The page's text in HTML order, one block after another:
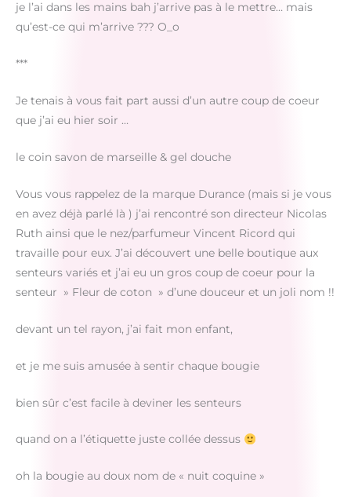
je l’ai dans les mains bah j’arrive pas à le mettre… mais
qu’est-ce qui m’arrive ??? O_o
***
Je tenais à vous fait part aussi d’un autre coup de coeur
que j’ai eu hier soir …
le coin savon de marseille & gel douche
Vous vous rappelez de la marque Durance (mais si je vous
en avez déjà parlé là ) j’ai rencontré son directeur Nicolas
Ruth ainsi que le nez/parfumeur Vincent Ricord qui
travaille pour eux. J’ai découvert une belle boutique aux
senteurs variés et j’ai eu un gros coup de coeur pour la
senteur » Fleur de coton » d’une douceur et un joli nom !!
devant un tel rayon, j’ai fait mon enfant,
et je me suis amusée à sentir chaque bougie
bien sûr c’est facile à deviner les senteurs
quand on a l’étiquette juste collée dessus
oh la bougie au doux nom de « nuit coquine »